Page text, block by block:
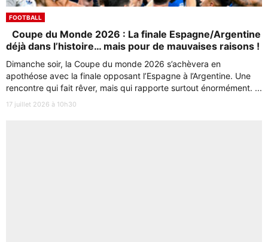
FOOTBALL
Coupe du Monde 2026 : La finale Espagne/Argentine
déjà dans l’histoire… mais pour de mauvaises raisons !
Dimanche soir, la Coupe du monde 2026 s’achèvera en
apothéose avec la finale opposant l’Espagne à l’Argentine. Une
rencontre qui fait rêver, mais qui rapporte surtout énormément. ...
17 juillet 2026 à 10h30